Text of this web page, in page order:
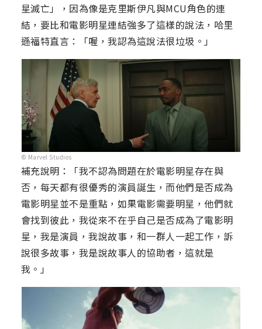
星滅亡」，因為像是克里斯伊凡與MCU角色的連
結，要比和電影明星連結強多了這樣的說法，哈里
遜福特直言：「喔，我認為這說法很垃圾。」
© Marvel Studios
補充說明：「我不認為問題在於電影明星存在與
否，每天都有很優秀的演員誕生，而他們是否成為
電影明星並不是重點，如果電影需要明星，他們就
會找到彼此，我從來不在乎自己是否成為了電影明
星，我是演員，我說故事，和一群人一起工作，訴
說很多故事，我是說故事人的協助者，這就是
我。」